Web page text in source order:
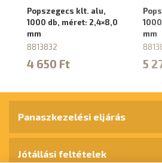
Popszegecs klt. alu,
1000 db, méret: 2,4×8,0
mm
8813832
4 650 Ft
mm
5
Panaszkezelési eljárás
Jótállási feltételek